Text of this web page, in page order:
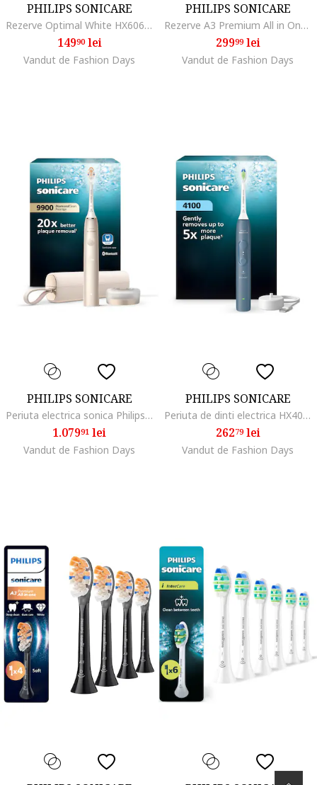
PHILIPS SONICARE
Rezerve Optimal White HX6064/87, pachet de 4 capete de periere, Standard, click-on, sincronizarea modurilor BrushSync, Alb
14990lei
Vandut de Fashion Days
PHILIPS SONICARE
Rezerve A3 Premium All in One HX9096/88, pachet de 6 capete de periere standard, sincronizarea modurilor BrushSync, Negru
29999lei
Vandut de Fashion Days
PHILIPS SONICARE
Periuta electrica sonica Philips Prestige 9900, 62000 miscari/minut, tehnologie SenseIQ, aplicatie Sonicare cu inteligenta artificiala, wireless Bluetooth, senzori integrati, 5 moduri personalizabile, 1 cap de periere, Sampanie
1.07991 lei
Vandut de Fashion Days
PHILIPS SONICARE
Periuta de dinti electrica HX4041/48 Seria 4100, 2 moduri, 2 intensitati, senzor presiune, timer 2 minute, 1 x capat Optimal White, albastru marin
26279lei
Vandut de Fashion Days